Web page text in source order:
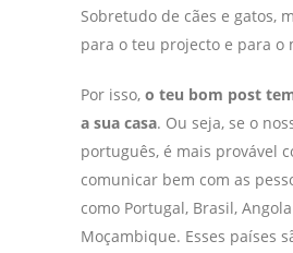
Sobretudo de cães e gatos,
para o teu projecto e para o
Por isso, o teu bom post
a sua casa. Ou seja, se o
português, é mais provável
comunicar bem com as
como Portugal, Brasil,
Moçambique. Esses países